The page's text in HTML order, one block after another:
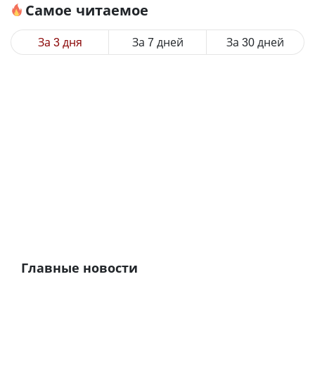
Самое читаемое
За 3 дня За 7 дней За 30 дней
Главные новости